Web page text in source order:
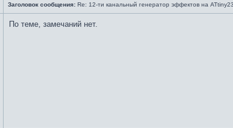
Заголовок сообщения: Re: 12-ти канальный генератор эффектов на
По теме, замечаний нет.